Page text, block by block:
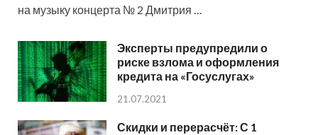
на музыку концерта № 2 Дмитрия …
Эксперты предупредили о
риске взлома и оформления
кредита на «Госуслугах»
21.07.2021
Скидки и перерасчёт: С 1